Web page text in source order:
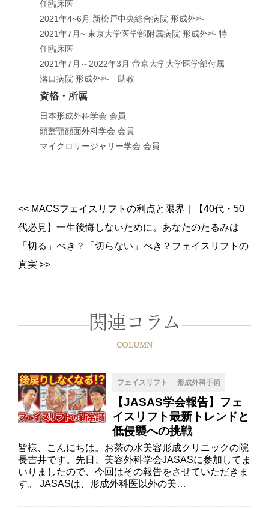
任臨床医
2021年4~6月 新松戸中央総合病院 形成外科
2021年7月~ 東京大学医学部附属病院 形成外科 特
任臨床医
2021年7月～2022年3月 帝京大学大学医学部付属
溝口病院 形成外科 助教
資格・所属
日本形成外科学会 会員
頭蓋顎顔面外科学会 会員
マイクロサージャリー学会 会員
<<MACSフェイスリフトの利点と限界
【40代・50
代必見】一生後悔しないために。あなたのたるみは
「切る」べき？「切らない」べき？フェイスリフトの
真実 >>
関連コラム
COLUMN
フェイスリフト 形成外科手術
【JASAS学会報告】フェ
イスリフト最新トレンドと
低侵襲への挑戦
皆様、こんにちは。お茶の水美容形成クリニックの院
長吉井です。先日、美容外科学会JASASに参加してま
いりましたので、今回はその報告をさせていただきま
す。 JASASは、形成外科医以外の美…